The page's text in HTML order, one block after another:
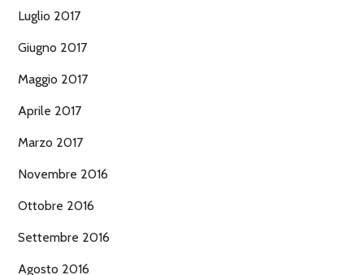
Luglio 2017
Giugno 2017
Maggio 2017
Aprile 2017
Marzo 2017
Novembre 2016
Ottobre 2016
Settembre 2016
Agosto 2016